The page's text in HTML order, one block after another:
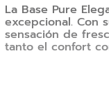
La Base Pure
excepcional. Con
sensación de
tanto el confort